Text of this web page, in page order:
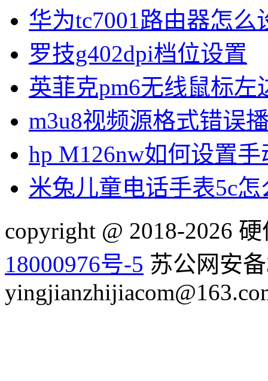
华为tc7001路由器怎么
罗技g402dpi档位设置
英菲克pm6无线鼠标左
m3u8视频源格式错误
hp M126nw如何设置
米兔儿童电话手表5c
copyright @ 2018-2026
18000976号-5 苏公网安